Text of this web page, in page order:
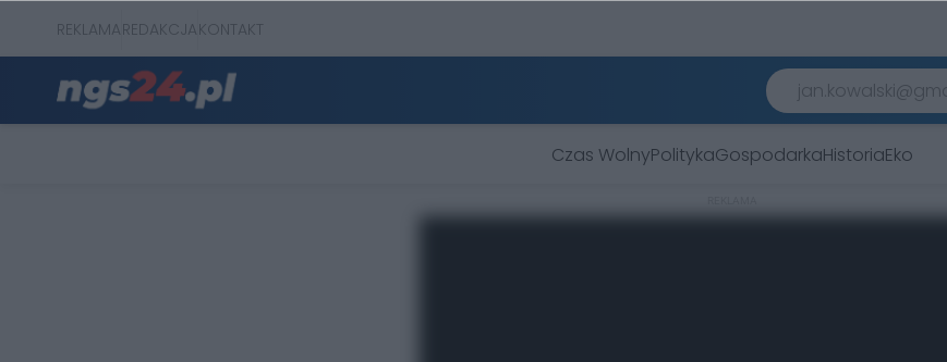
REKLAMAREDAKCJAKONTAKT
Czas WolnyPolitykaGospodarkaHistoriaEko